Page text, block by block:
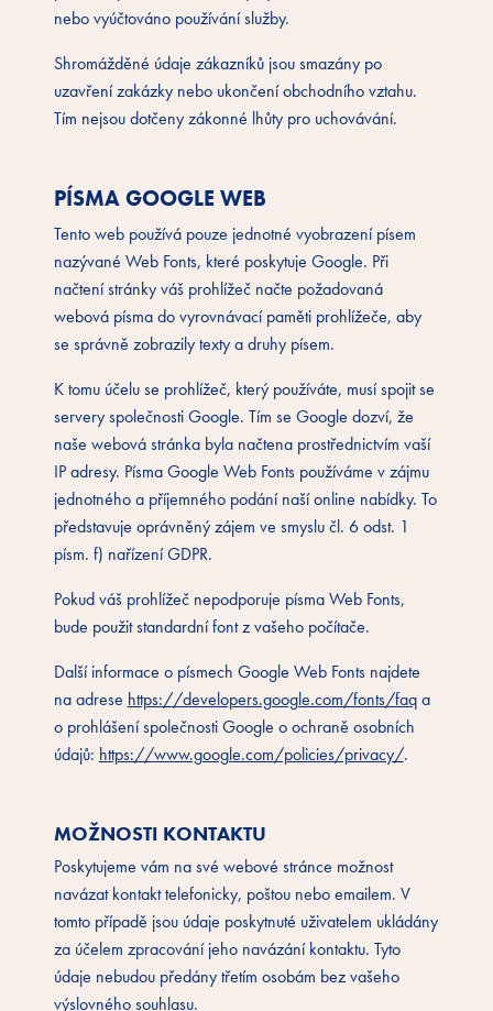
nebo vyúčtováno používání služby.
Shromážděné údaje zákazníků jsou smazány po
uzavření zakázky nebo ukončení obchodního vztahu.
Tím nejsou dotčeny zákonné lhůty pro uchovávání.
PÍSMA GOOGLE WEB
Tento web používá pouze jednotné vyobrazení písem
nazývané Web Fonts, které poskytuje Google. Při
načtení stránky váš prohlížeč načte požadovaná
webová písma do vyrovnávací paměti prohlížeče, aby
se správně zobrazily texty a druhy písem.
K tomu účelu se prohlížeč, který používáte, musí spojit se
servery společnosti Google. Tím se Google dozví, že
naše webová stránka byla načtena prostřednictvím vaší
IP adresy. Písma Google Web Fonts používáme v zájmu
jednotného a příjemného podání naší online nabídky. To
představuje oprávněný zájem ve smyslu čl. 6 odst. 1
písm. f) nařízení GDPR.
Pokud váš prohlížeč nepodporuje písma Web Fonts,
bude použit standardní font z vašeho počítače.
Další informace o písmech Google Web Fonts najdete
na adrese https://developers.google.com/fonts/faqa
o prohlášení společnosti Google o ochraně osobních
údajů: https://www.google.com/policies/privacy/.
MOŽNOSTI KONTAKTU
Poskytujeme vám na své webové stránce možnost
navázat kontakt telefonicky, poštou nebo emailem. V
tomto případě jsou údaje poskytnuté uživatelem ukládány
za účelem zpracování jeho navázání kontaktu. Tyto
údaje nebudou předány třetím osobám bez vašeho
výslovného souhlasu.